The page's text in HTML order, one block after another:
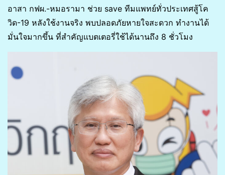
อาสา กฟผ.-หมอรามา ช่วย save ทีมแพทย์ทั่วประเทศสู้โค
วิด-19 หลังใช้งานจริง พบปลอดภัยหายใจสะดวก ทำงานได้
มั่นใจมากขึ้น ที่สำคัญแบตเตอรี่ใช้ได้นานถึง 8 ชั่วโมง